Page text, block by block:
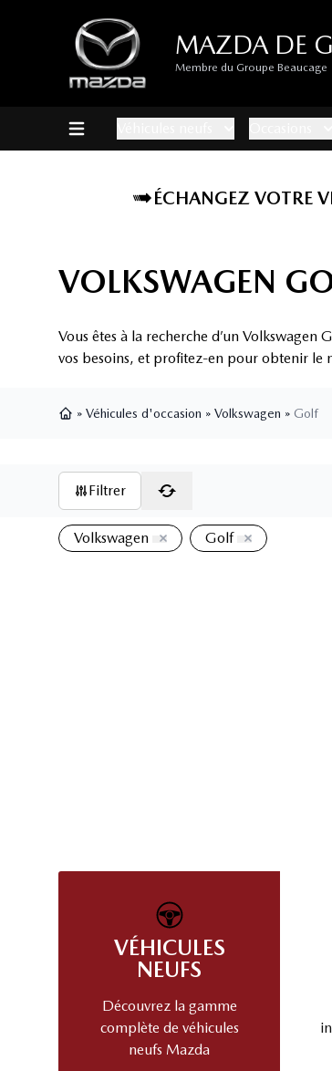
MAZDA DE
Membre du Groupe Beaucage
ÉCHANGEZ VOTRE
VOLKSWAGEN
Vous êtes à la recherche d’un
vos besoins, et profitez-en pour obtenir le
» Véhicules d'occasion » Volkswagen » Golf
Filtrer
Volkswagen Golf
VÉHICULES
NEUFS
Découvrez la gamme
complète de véhicules
neufs Mazda